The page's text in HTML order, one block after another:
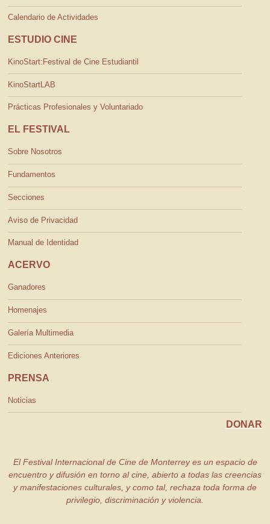
Calendario de Actividades
ESTUDIO CINE
KinoStart:Festival de Cine Estudiantil
KinoStartLAB
Prácticas Profesionales y Voluntariado
EL FESTIVAL
Sobre Nosotros
Fundamentos
Secciones
Aviso de Privacidad
Manual de Identidad
ACERVO
Ganadores
Homenajes
Galería Multimedia
Ediciones Anteriores
PRENSA
Noticias
DONAR
El Festival Internacional de Cine de Monterrey es un espacio de
encuentro y difusión en torno al cine, abierto a todas las creencias
y manifestaciones culturales, y como tal, rechaza toda forma de
privilegio, discriminación y violencia.